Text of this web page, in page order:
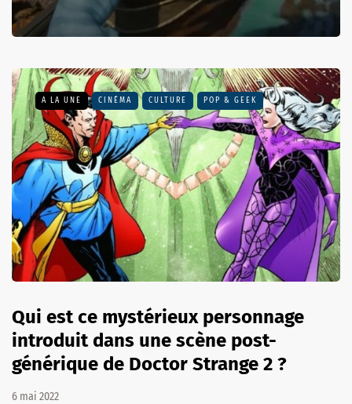
A LA UNE CINÉMA CULTURE POP & GEEK
Qui est ce mystérieux personnage
introduit dans une scène post-
générique de Doctor Strange 2 ?
6 mai 2022